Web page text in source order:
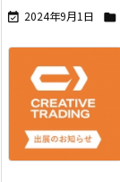
 2024年9月1日 